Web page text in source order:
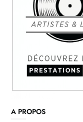
A PROPOS